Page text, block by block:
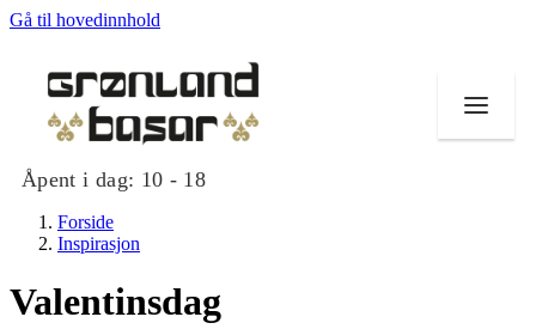
Gå til hovedinnhold
Åpent i dag: 10 - 18
Forside
Inspirasjon
Valentinsdag